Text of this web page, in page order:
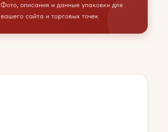
Фото, описания и данные упаковки для
вашего сайта и торговых точек